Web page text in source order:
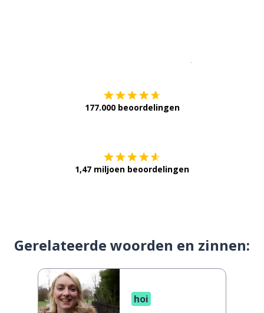
177.000 beoordelingen
1,47 miljoen beoordelingen
Gerelateerde woorden en zinnen:
hoi